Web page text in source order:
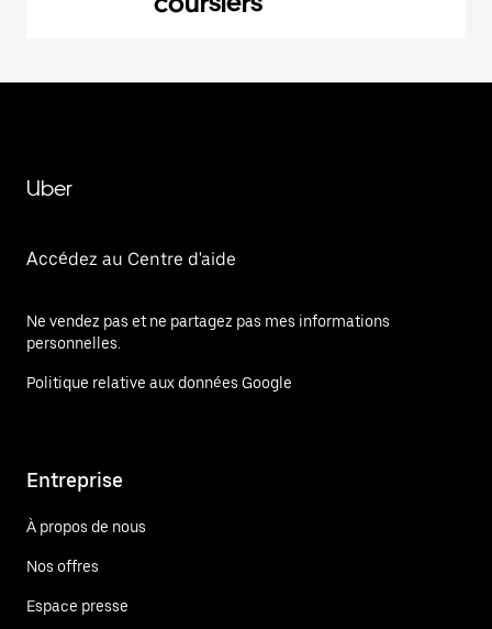
Uber
Accédez au Centre d'aide
Ne vendez pas et ne partagez pas mes informations
personnelles.
Politique relative aux données Google
Entreprise
À propos de nous
Nos offres
Espace presse